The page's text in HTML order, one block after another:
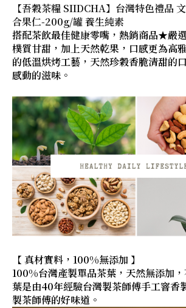
【吾穀茶糧 SIIDCHA】台灣特色禮品
合果仁-200g/罐 養生純素
搭配茶飲最佳健康零嘴，熱銷商品★嚴
樸質甘甜，加上天然乾果，口感更為高
的低溫烘烤工藝，天然珍穀香脆清甜的
感動的滋味。
【 真材實料，100%無添加 】
100%台灣產製單品茶葉，天然無添加
葉是由40年經驗台灣製茶師傅手工窨香
製茶師傅的好味道。